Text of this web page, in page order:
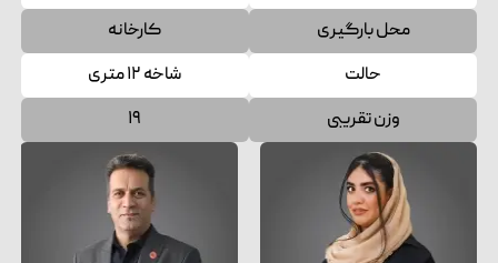
محل بارگیری
کارخانه
حالت
شاخه ۱۲ متری
وزن تقریبی
۱۹